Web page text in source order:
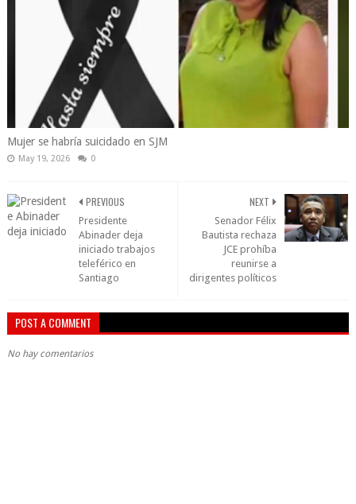
Mujer se habría suicidado en SJM
May 19, 2026 0
NEXT
Senador Félix
Bautista rechaza
JCE prohíba
reunirse a
dirigentes políticos
PREVIOUS
Presidente
Abinader deja
iniciado trabajos
teleférico en
Santiago
POST A COMMENT
No hay comentarios